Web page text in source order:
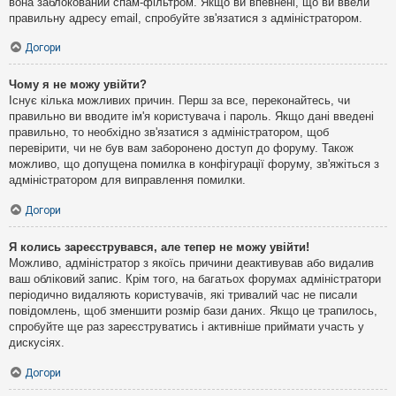
правильну адресу email, спробуйте зв'язатися з адміністратором.
Догори
Чому я не можу увійти?
Існує кілька можливих причин. Перш за все, переконайтесь, чи
правильно ви вводите ім'я користувача і пароль. Якщо дані введені
правильно, то необхідно зв'язатися з адміністратором, щоб
перевірити, чи не був вам заборонено доступ до форуму. Також
можливо, що допущена помилка в конфігурації форуму, зв'яжіться з
адміністратором для виправлення помилки.
Догори
Я колись зареєструвався, але тепер не можу увійти!
Можливо, адміністратор з якоїсь причини деактивував або видалив
ваш обліковий запис. Крім того, на багатьох форумах адміністратори
періодично видаляють користувачів, які тривалий час не писали
повідомлень, щоб зменшити розмір бази даних. Якщо це трапилось,
спробуйте ще раз зареєструватись і активніше приймати участь у
дискусіях.
Догори